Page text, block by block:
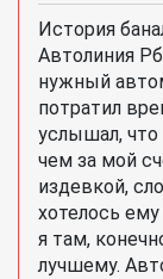
История
Автолиния
нужный
потратил
услышал,
чем за мой
издевкой,
хотелось
я там,
лучшему.